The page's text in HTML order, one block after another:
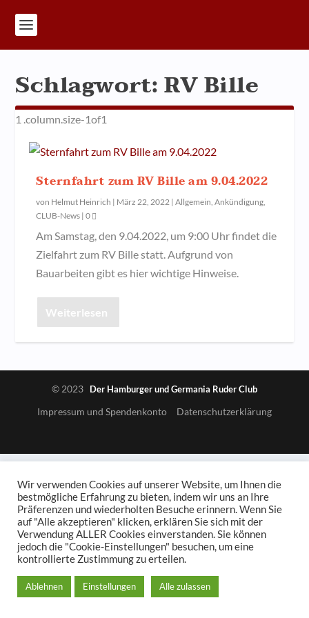
Schlagwort:RV Bille
Sternfahrt zum RV Bille am 9.04.2022
von Helmut Heinrich | März 22, 2022 |Allgemein,Ankündigung,
CLUB-News |0
Am Samstag, den 9.04.2022, um 9:00 Uhr findet die
Zielfahrt zum RV Bille statt. Aufgrund von
Bauarbeiten gibt es hier wichtige Hinweise.
Weiterlesen
© 2023 Der Hamburger und Germania Ruder Club
Impressum und Spendenkonto Datenschutzerklärung
Wir verwenden Cookies auf unserer Website, um Ihnen die
bestmögliche Erfahrung zu bieten, indem wir uns an Ihre
Präferenzen und wiederholten Besuche erinnern. Wenn Sie
auf "Alle akzeptieren" klicken, erklären Sie sich mit der
Verwendung ALLER Cookies einverstanden. Sie können
jedoch die "Cookie-Einstellungen" besuchen, um eine
kontrollierte Zustimmung zu erteilen.
Ablehnen Einstellungen Alle zulassen